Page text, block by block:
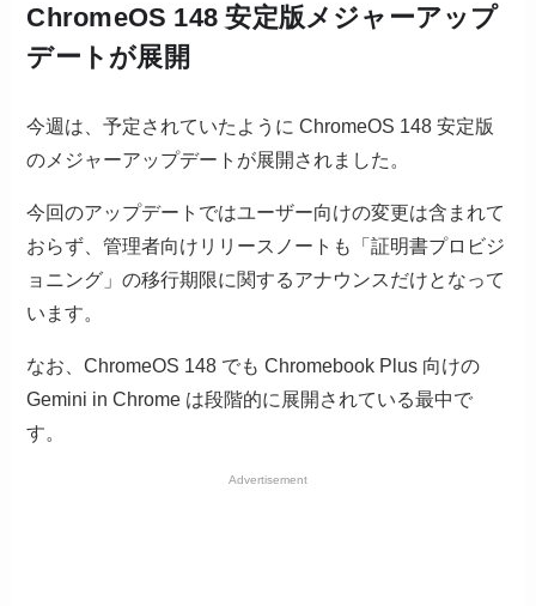
ChromeOS 148 安定版メジャーアップ
デートが展開
今週は、予定されていたように ChromeOS 148 安定版
のメジャーアップデートが展開されました。
今回のアップデートではユーザー向けの変更は含まれて
おらず、管理者向けリリースノートも「証明書プロビジ
ョニング」の移行期限に関するアナウンスだけとなって
います。
なお、ChromeOS 148 でも Chromebook Plus 向けの
Gemini in Chrome は段階的に展開されている最中で
す。
Advertisement